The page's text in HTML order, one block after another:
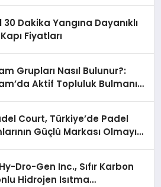
Dakika Yangına Dayanıklı
Fiyatları
Grupları Nasıl Bulunur?:
Aktif Topluluk Bulmanın
Court, Türkiye’de Padel
Güçlü Markası Olmayı
Dro-Gen Inc., Sıfır Karbon
Hidrojen Isıtma